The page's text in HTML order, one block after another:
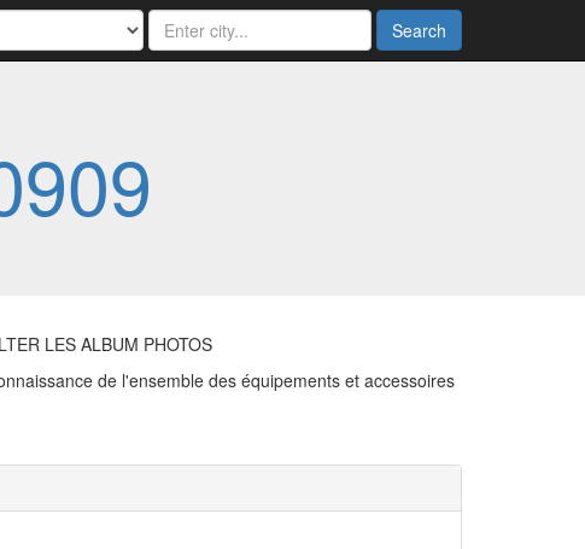
Search
LES ALBUM PHOTOS
de l'ensemble des équipements et accessoires